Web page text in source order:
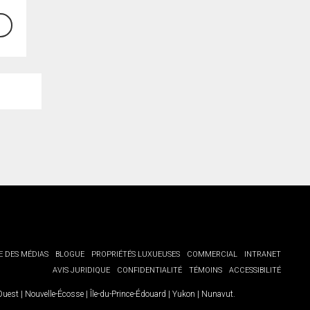
DES MÉDIAS BLOGUE PROPRIÉTÉS LUXUEUSES COMMERCIAL
INTRANET
AVIS JURIDIQUE
CONFIDENTIALITÉ TÉMOINS ACCESSIBILITÉ
Nouvelle-Écosse Île-du-Prince-Édouard Yukon Nunavut.